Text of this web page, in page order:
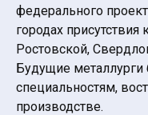
федерального
городах
Ростовской,
Будущие металлурги
специальностям,
производстве.